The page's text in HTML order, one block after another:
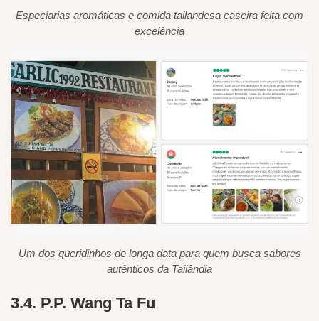
Especiarias aromáticas e comida tailandesa caseira feita com
excelência
Um dos queridinhos de longa data para quem busca sabores
autênticos da Tailândia
3.4. P.P. Wang Ta Fu